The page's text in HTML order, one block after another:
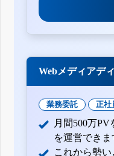
Webメディアデ
業務委託 正社
月間500万
を運営できま
これから勢